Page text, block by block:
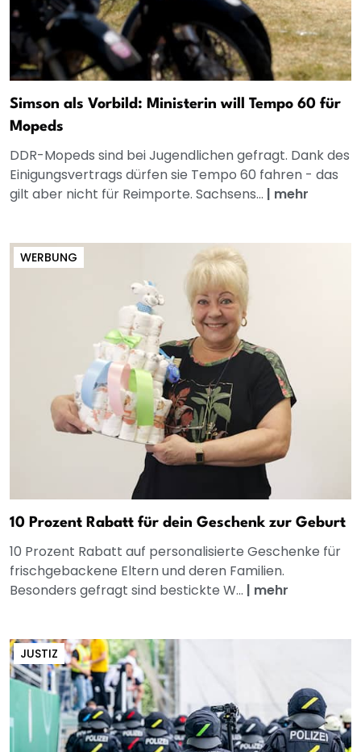
Simson als Vorbild: Ministerin will Tempo 60 für
Mopeds
DDR-Mopeds sind bei Jugendlichen gefragt. Dank des
Einigungsvertrags dürfen sie Tempo 60 fahren - das
gilt aber nicht für Reimporte. Sachsens... | mehr
WERBUNG
10 Prozent Rabatt für dein Geschenk zur Geburt
10 Prozent Rabatt auf personalisierte Geschenke für
frischgebackene Eltern und deren Familien.
Besonders gefragt sind bestickte W... | mehr
JUSTIZ